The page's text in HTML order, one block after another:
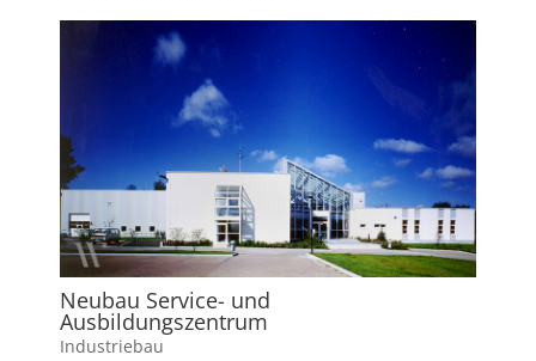
Neubau Service- und
Ausbildungszentrum
Industriebau